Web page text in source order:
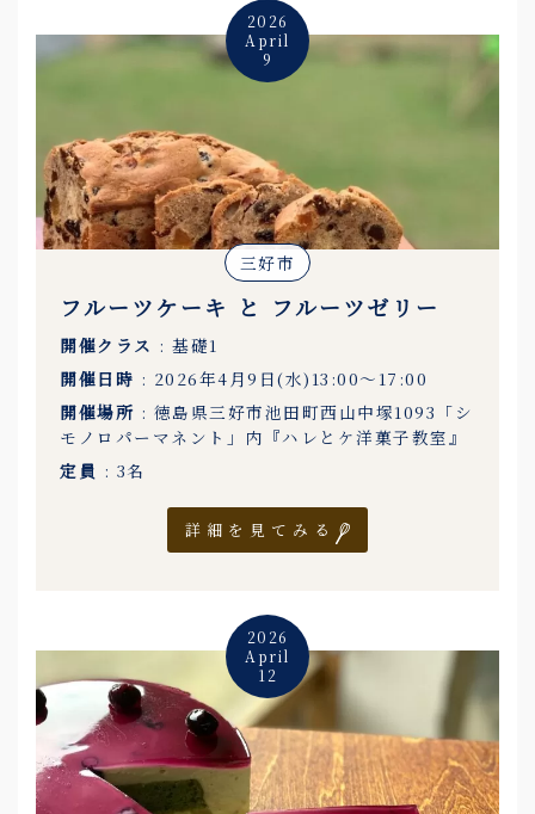
2026
April
9
三好市
フルーツケーキ と フルーツゼリー
開催クラス : 基礎1
開催日時 : 2026年4月9日(水)13:00〜17:00
開催場所 : 徳島県三好市池田町西山中塚1093「シ
モノロパーマネント」内『ハレとケ洋菓子教室』
定員 : 3名
詳細を見てみる
2026
April
12